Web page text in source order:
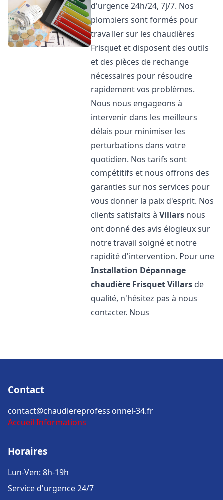
d'urgence 24h/24, 7j/7. Nos
plombiers sont formés pour
travailler sur les chaudières
Frisquet et disposent des outils
et des pièces de rechange
nécessaires pour résoudre
rapidement vos problèmes.
Nous nous engageons à
intervenir dans les meilleurs
délais pour minimiser les
perturbations dans votre
quotidien. Nos tarifs sont
compétitifs et nous offrons des
garanties sur nos services pour
vous donner la paix d'esprit. Nos
clients satisfaits àVillars nous
ont donné des avis élogieux sur
notre travail soigné et notre
rapidité d'intervention. Pour une
Installation Dépannage
chaudière FrisquetVillars de
qualité, n'hésitez pas à nous
contacter. Nous
Contact
contact@chaudiereprofessionnel-34.fr
Accueil Informations
Horaires
Lun-Ven: 8h-19h
Service d'urgence 24/7